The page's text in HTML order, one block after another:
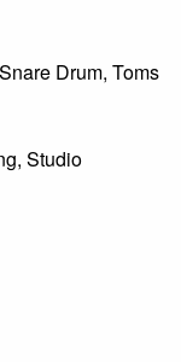
Drum, Toms
Studio